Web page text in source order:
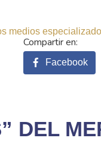
medios
DEL
Facebook